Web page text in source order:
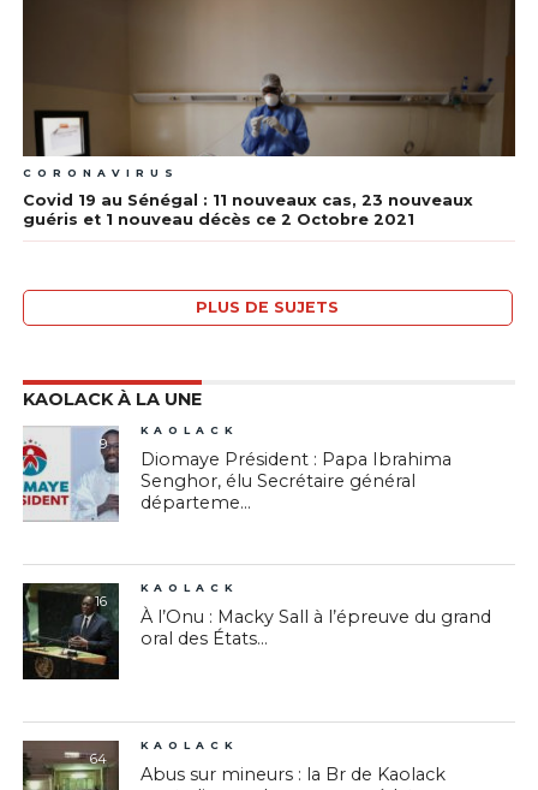
CORONAVIRUS
Covid 19 au Sénégal : 11 nouveaux cas, 23 nouveaux
guéris et 1 nouveau décès ce 2 Octobre 2021
PLUS DE SUJETS
KAOLACK À LA UNE
9
KAOLACK
Diomaye Président : Papa Ibrahima
Senghor, élu Secrétaire général
départeme...
16
KAOLACK
À l’Onu : Macky Sall à l’épreuve du grand
oral des États...
64
KAOLACK
Abus sur mineurs : la Br de Kaolack